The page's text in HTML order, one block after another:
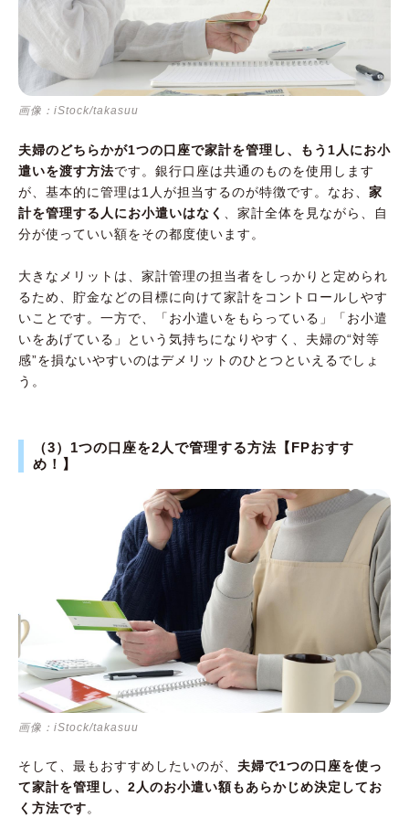
画像：iStock/takasuu
夫婦のどちらかが1つの口座で家計を管理し、もう1人にお小
遣いを渡す方法です。銀行口座は共通のものを使用します
が、基本的に管理は1人が担当するのが特徴です。なお、 家
計を管理する人にお小遣いはなく
、家計全体を見ながら、自
分が使っていい額をその都度使います。
大きなメリットは、家計管理の担当者をしっかりと定められ
るため、貯金などの目標に向けて家計をコントロールしやす
いことです。一方で、「お小遣いをもらっている」「お小遣
いをあげている」という気持ちになりやすく、夫婦の“対等
感”を損ないやすいのはデメリットのひとつといえるでしょ
う。
（3）1つの口座を2人で管理する方法【FPおすす
め！】
画像：iStock/takasuu
そして、最もおすすめしたいのが、 夫婦で1つの口座を使っ
て家計を管理し、2人のお小遣い額もあらかじめ決定してお
く方法です。